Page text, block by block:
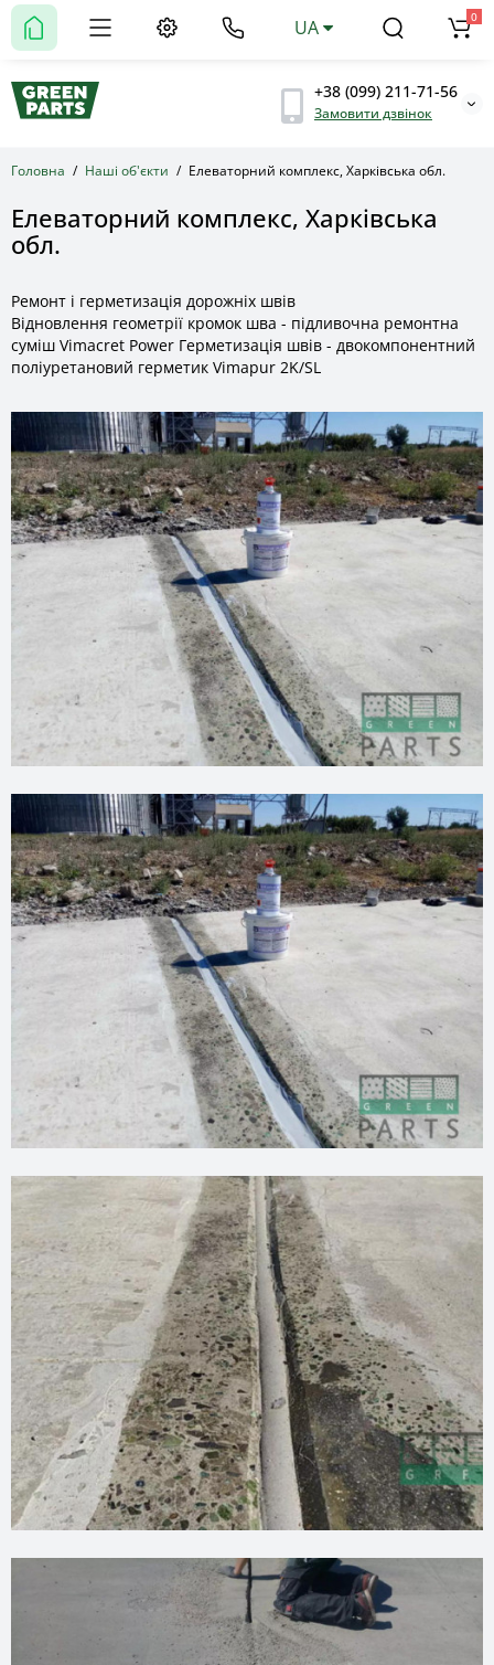
+38 (099) 211-71-56
Замовити дзвінок
UA 0
Головна Наші об'єкти Елеваторний комплекс, Харківська обл.
Елеваторний комплекс, Харківська
обл.
Ремонт і герметизація дорожніх швів
Відновлення геометрії кромок шва - підливочна ремонтна
суміш Vimacret Power Герметизація швів - двокомпонентний
поліуретановий герметик Vimapur 2K/SL